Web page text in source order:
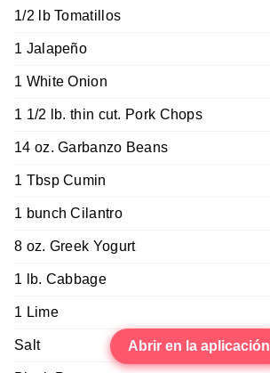
1/2 lb Tomatillos
1 Jalapeño
1 White Onion
1 1/2 lb. thin cut. Pork Chops
14 oz. Garbanzo Beans
1 Tbsp Cumin
1 bunch Cilantro
8 oz. Greek Yogurt
1 lb. Cabbage
1 Lime
Salt Abrir en la aplicación